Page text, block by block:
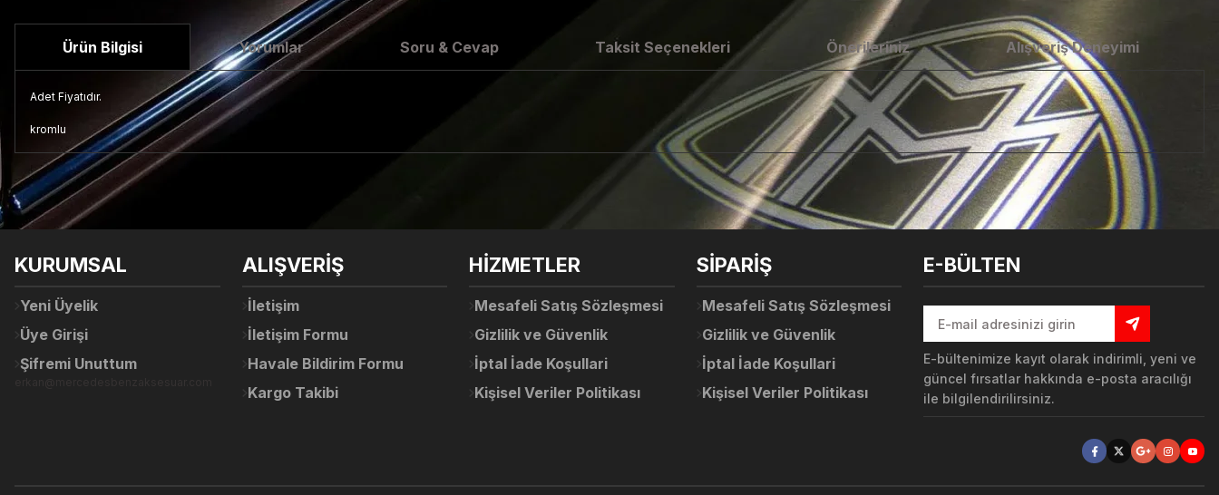
Ürün Bilgisi Yorumlar Soru & Cevap Taksit Seçenekleri Önerileriniz Alışveriş Deneyimi
Adet Fiyatıdır.
kromlu
Yorum Yaz
Bu ürünün fiyat bilgisi, resim, ürün açıklamalarında ve diğer konularda yetersiz gördüğünüz noktaları öneri formunu kullanarak tarafımıza iletebilirsiniz.
Görüş ve önerileriniz için teşekkür ederiz.
Ürün açıklamasında eksik bilgiler bulunuyor.
Bu ürüne benzer farklı alternatifler olmalı.
Deneyimini Paylaş
KURUMSAL
Yeni Üyelik
Üye Girişi
Şifremi Unuttum
ALIŞVERİŞ
İletişim
İletişim Formu
Havale Bildirim Formu
Kargo Takibi
HİZMETLER
Mesafeli Satış Sözleşmesi
Gizlilik ve Güvenlik
İptal İade Koşullari
Kişisel Veriler Politikası
SİPARİŞ
Mesafeli Satış Sözleşmesi
Gizlilik ve Güvenlik
İptal İade Koşullari
Kişisel Veriler Politikası
E-BÜLTEN
E-bültenimize kayıt olarak indirimli, yeni ve
güncel fırsatlar hakkında e-posta aracılığı
ile bilgilendirilirsiniz.